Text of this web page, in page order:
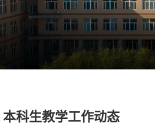
本科生教学工作动态